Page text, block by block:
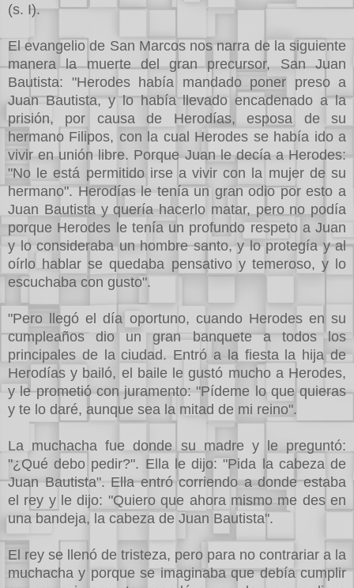
(s. I).
El evangelio de San Marcos nos narra de la siguiente
manera la muerte del gran precursor, San Juan
Bautista: "Herodes había mandado poner preso a
Juan Bautista, y lo había llevado encadenado a la
prisión, por causa de Herodías, esposa de su
hermano Filipos, con la cual Herodes se había ido a
vivir en unión libre. Porque Juan le decía a Herodes:
"No le está permitido irse a vivir con la mujer de su
hermano". Herodías le tenía un gran odio por esto a
Juan Bautista y quería hacerlo matar, pero no podía
porque Herodes le tenía un profundo respeto a Juan
y lo consideraba un hombre santo, y lo protegía y al
oírlo hablar se quedaba pensativo y temeroso, y lo
escuchaba con gusto".
"Pero llegó el día oportuno, cuando Herodes en su
cumpleaños dio un gran banquete a todos los
principales de la ciudad. Entró a la fiesta la hija de
Herodías y bailó, el baile le gustó mucho a Herodes,
y le prometió con juramento: "Pídeme lo que quieras
y te lo daré, aunque sea la mitad de mi reino".
La muchacha fue donde su madre y le preguntó:
"¿Qué debo pedir?". Ella le dijo: "Pida la cabeza de
Juan Bautista". Ella entró corriendo a donde estaba
el rey y le dijo: "Quiero que ahora mismo me des en
una bandeja, la cabeza de Juan Bautista".
El rey se llenó de tristeza, pero para no contrariar a la
muchacha y porque se imaginaba que debía cumplir